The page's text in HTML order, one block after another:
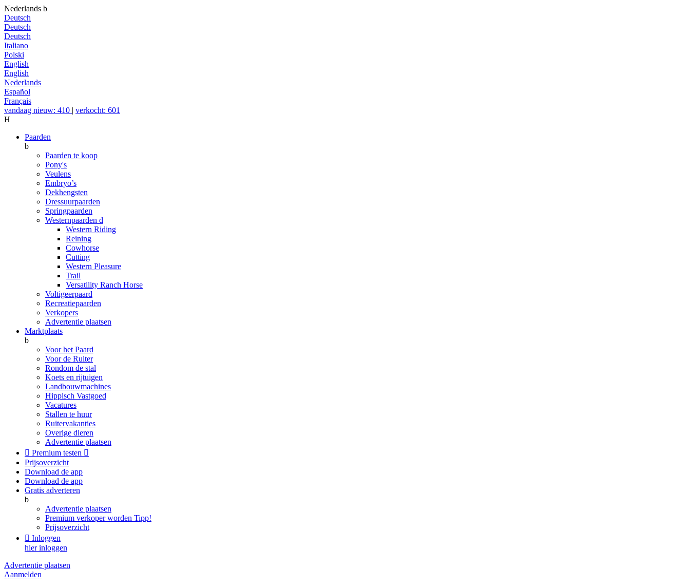
Nederlands b
Deutsch
Deutsch
Deutsch
Italiano
Polski
English
English
Nederlands
Español
Français
vandaag nieuw: 410 | verkocht: 601
H
Paarden
b
Paarden te koop
Pony's
Veulens
Embryo’s
Dekhengsten
Dressuurpaarden
Springpaarden
Westernpaarden d
Western Riding
Reining
Cowhorse
Cutting
Western Pleasure
Trail
Versatility Ranch Horse
Voltigeerpaard
Recreatiepaarden
Verkopers
Advertentie plaatsen
Marktplaats
b
Voor het Paard
Voor de Ruiter
Rondom de stal
Koets en rijtuigen
Landbouwmachines
Hippisch Vastgoed
Vacatures
Stallen te huur
Ruitervakanties
Overige dieren
Advertentie plaatsen
 Premium testen 
Prijsoverzicht
Download de app
Download de app
Gratis adverteren
b
Advertentie plaatsen
Premium verkoper worden Tipp!
Prijsoverzicht
 Inloggen
hier inloggen
Advertentie plaatsen
Aanmelden